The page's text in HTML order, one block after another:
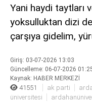
Yani haydi taytları
yoksulluktan dizi
çarşıya gidelim,
Giriş: 03-07-2026 13:03
Güncelleme: 06-07-2026
Kaynak: HABER MERKEZİ
41551 ak parti
üniversitesi